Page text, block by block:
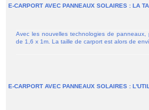
E-CARPORT AVEC PANNEAUX SOLAIRES : LA
Avec les nouvelles technologies de
de 1,6 x 1m. La taille de carport est alors de
E-CARPORT AVEC PANNEAUX SOLAIRES :